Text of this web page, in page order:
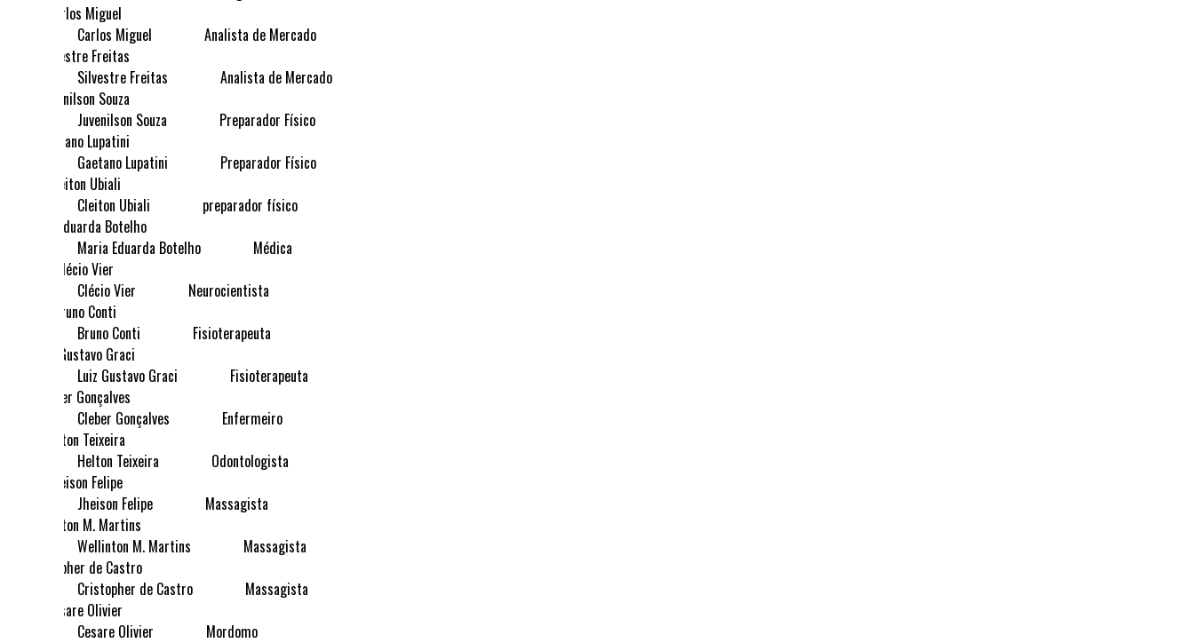
Carlos Miguel
Analista de Mercado
Silvestre Freitas
Analista de Mercado
Juvenilson Souza
Preparador Físico
Gaetano Lupatini
Preparador Físico
Cleiton Ubiali
preparador físico
Maria Eduarda Botelho
Médica
Clécio Vier
Neurocientista
Bruno Conti
Fisioterapeuta
Luiz Gustavo Graci
Fisioterapeuta
Cleber Gonçalves
Enfermeiro
Helton Teixeira
Odontologista
Jheison Felipe
Massagista
Wellinton M. Martins
Massagista
Cristopher de Castro
Massagista
Cesare Olivier
Mordomo